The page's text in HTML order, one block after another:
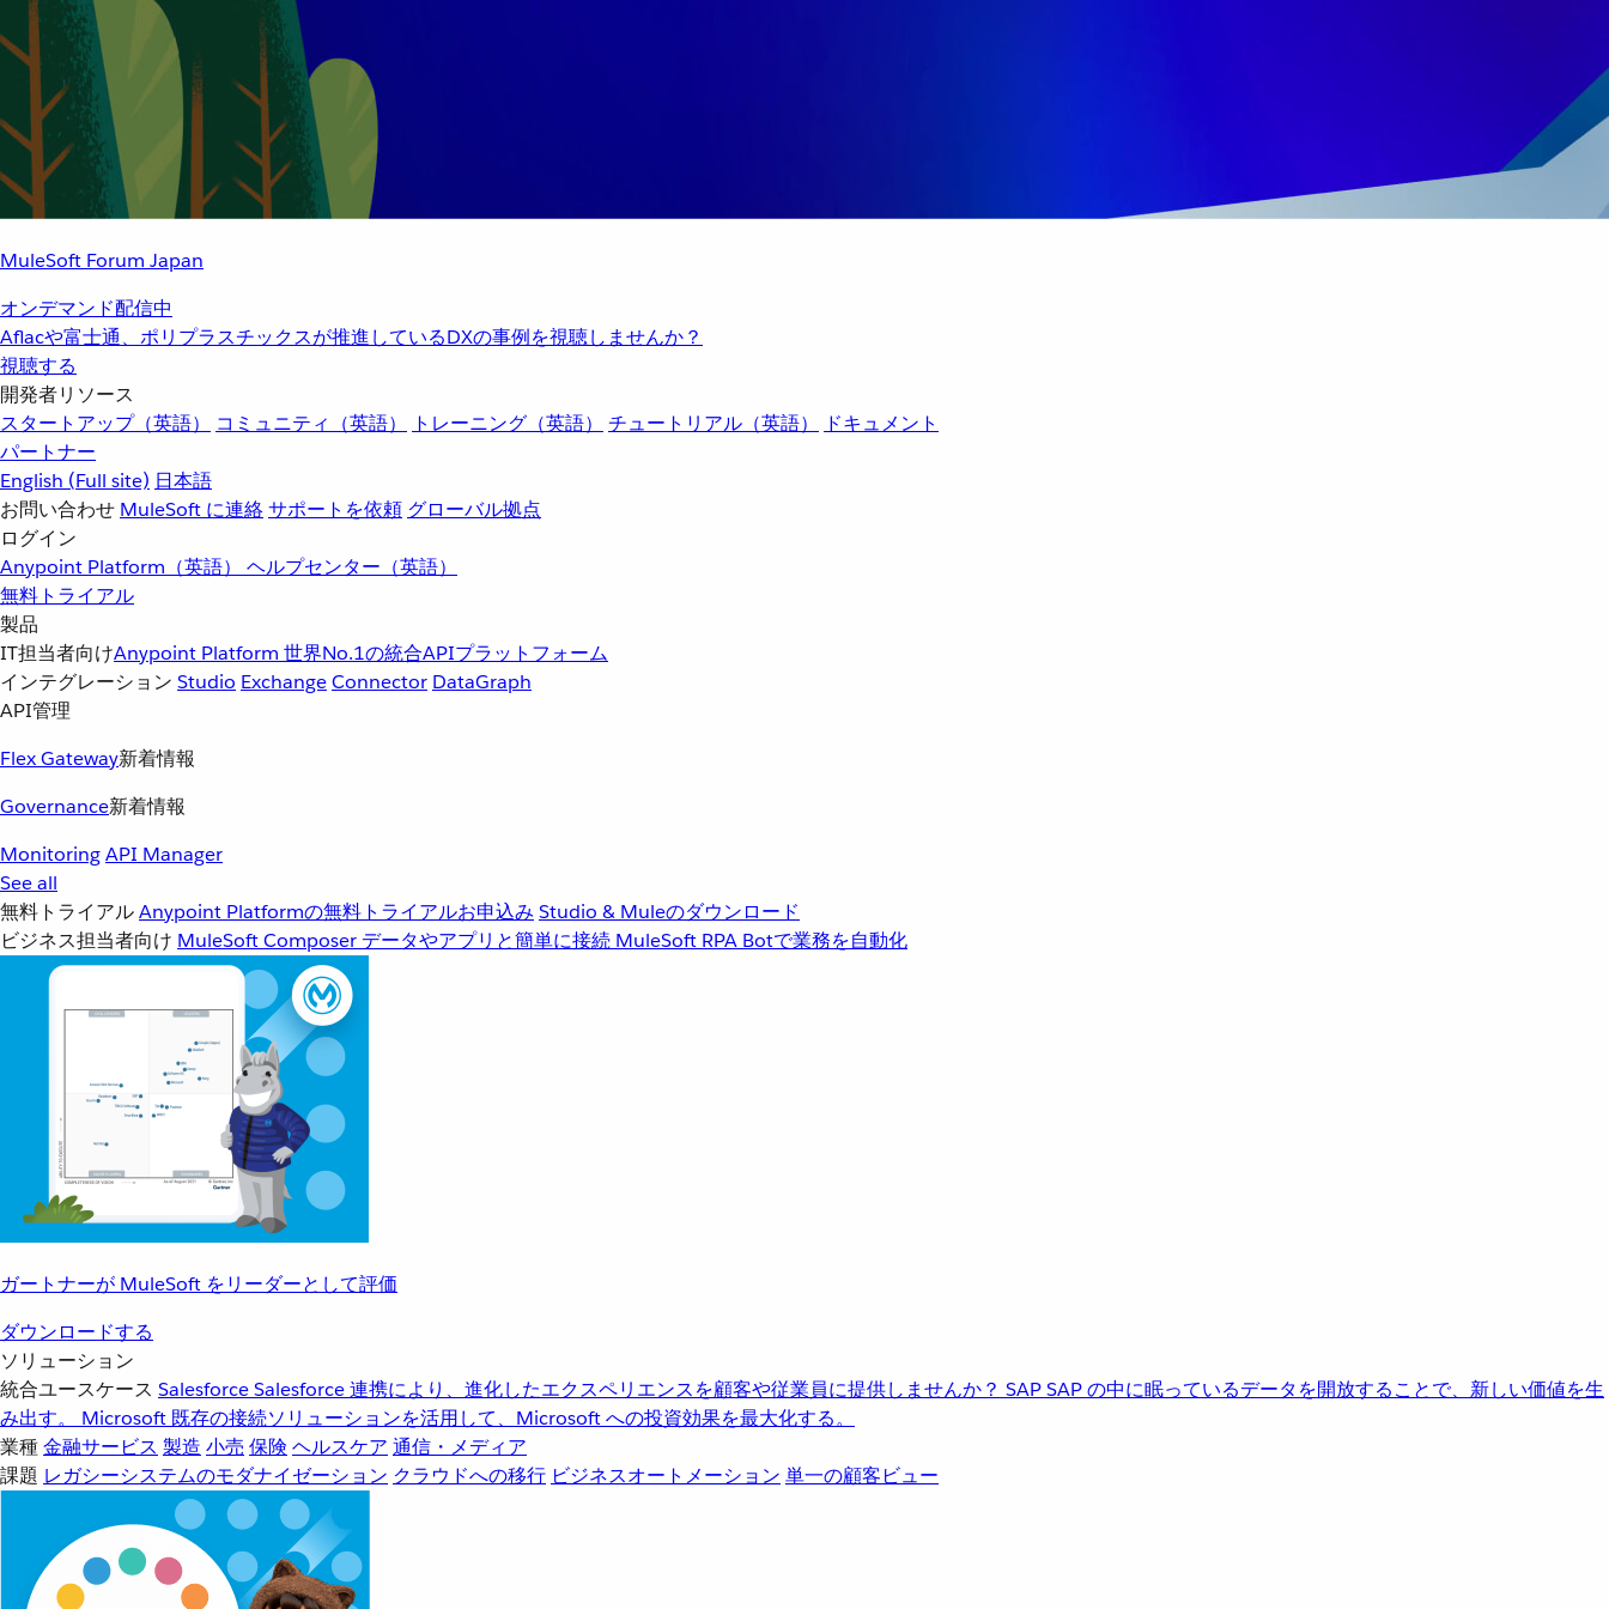
MuleSoft Forum Japan
オンデマンド配信中
Aflacや富士通、ポリプラスチックスが推進しているDXの事例を視聴しませんか？
視聴する
開発者リソース
スタートアップ（英語）
コミュニティ（英語） トレーニング（英語） チュートリアル（英語）
ドキュメント
パートナー
English (Full site) 日本語
お問い合わせ MuleSoft に連絡サポートを依頼 グローバル拠点
ログイン
Anypoint Platform（英語） ヘルプセンター（英語）
無料トライアル
製品
IT担当者向けAnypoint Platform 世界No.1の統合APIプラットフォーム
インテグレーション Studio ExchangeConnector DataGraph
API管理
Flex Gateway新着情報
Governance新着情報
MonitoringAPI Manager
See all
無料トライアルAnypoint Platformの無料トライアルお申込み Studio & Muleのダウンロード
ビジネス担当者向け MuleSoft Composer データやアプリと簡単に接続 MuleSoft RPA Botで業務を自動化
ガートナーが MuleSoft をリーダーとして評価
ダウンロードする
ソリューション
統合ユースケース SalesforceSalesforce 連携により、進化したエクスペリエンスを顧客や従業員に提供しませんか？ SAPSAP の中に眠っているデータを開放することで、新しい価値を生
み出す。
Microsoft 既存の接続ソリューションを活用して、Microsoft への投資効果を最大化する。
業種金融サービス 製造 小売 保険 ヘルスケア 通信・メディア
課題 レガシーシステムのモダナイゼーション クラウドへの移行 ビジネスオートメーション 単一の顧客ビュー